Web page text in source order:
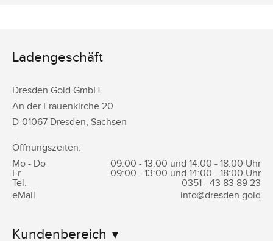
Ladengeschäft
Dresden.Gold GmbH
An der Frauenkirche 20
D-01067 Dresden, Sachsen
Öffnungszeiten:
Mo - Do
09:00 - 13:00 und 14:00 - 18:00 Uhr
Fr
09:00 - 13:00 und 14:00 - 18:00 Uhr
Tel.
0351 - 43 83 89 23
eMail
info@dresden.gold
Kundenbereich